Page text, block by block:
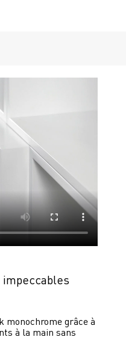
monochrome grâce à
à la main sans